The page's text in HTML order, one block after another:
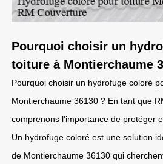
Pourquoi choisir un
toiture à Montierchaume
Pourquoi choisir un hydrofuge coloré
Montierchaume 36130 ? En tant que
comprenons l'importance de protéger
Un hydrofuge coloré est une solution
de Montierchaume 36130 qui